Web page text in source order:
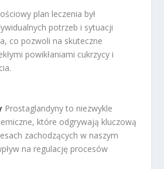
plan leczenia był
potrzeb i sytuacji
co pozwoli na skuteczne
powikłaniami cukrzycy i
Prostaglandyny to niezwykle
które odgrywają kluczową
zachodzących w naszym
na regulację procesów